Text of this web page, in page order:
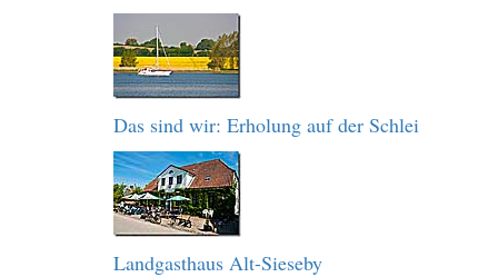
Das sind wir: Erholung auf der Schlei
Landgasthaus Alt-Sieseby